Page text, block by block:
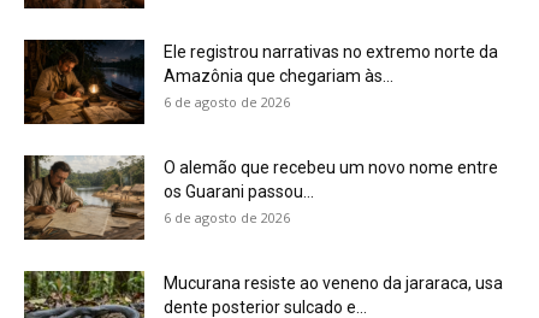
Ele registrou narrativas no extremo norte da
Amazônia que chegariam às...
6 de agosto de 2026
O alemão que recebeu um novo nome entre
os Guarani passou...
6 de agosto de 2026
Mucurana resiste ao veneno da jararaca, usa
dente posterior sulcado e...